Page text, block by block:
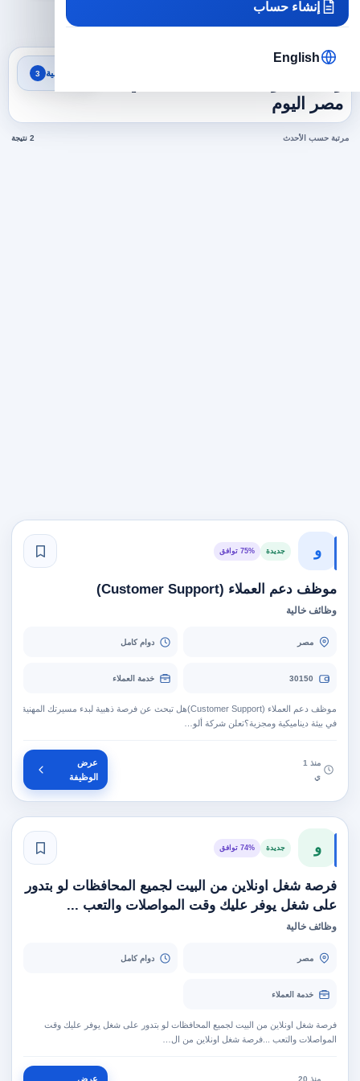
إنشاء حساب
Englishنتائج البحث
مصر اليوم
تصفية 3
مرتبة حسب الأحدث 2 نتيجة
و جديدة 75% توافق
موظف دعم العملاء (Customer Support)
وظائف خالية
مصر دوام كامل
30150 خدمة العملاء
موظف دعم العملاء (Customer Support)هل تبحث عن فرصة ذهبية لبدء مسيرتك المهنية
في بيئة ديناميكية ومجزية؟تعلن شركة ألو…
منذ 1
ي
عرض
الوظيفة
و جديدة 74% توافق
فرصة شغل اونلاين من البيت لجميع المحافظات لو بتدور
على شغل يوفر عليك وقت المواصلات والتعب ...
وظائف خالية
مصر دوام كامل
خدمة العملاء
فرصة شغل اونلاين من البيت لجميع المحافظات لو بتدور على شغل يوفر عليك وقت
المواصلات والتعب ...فرصة شغل اونلاين من ال…
منذ 20 عرض